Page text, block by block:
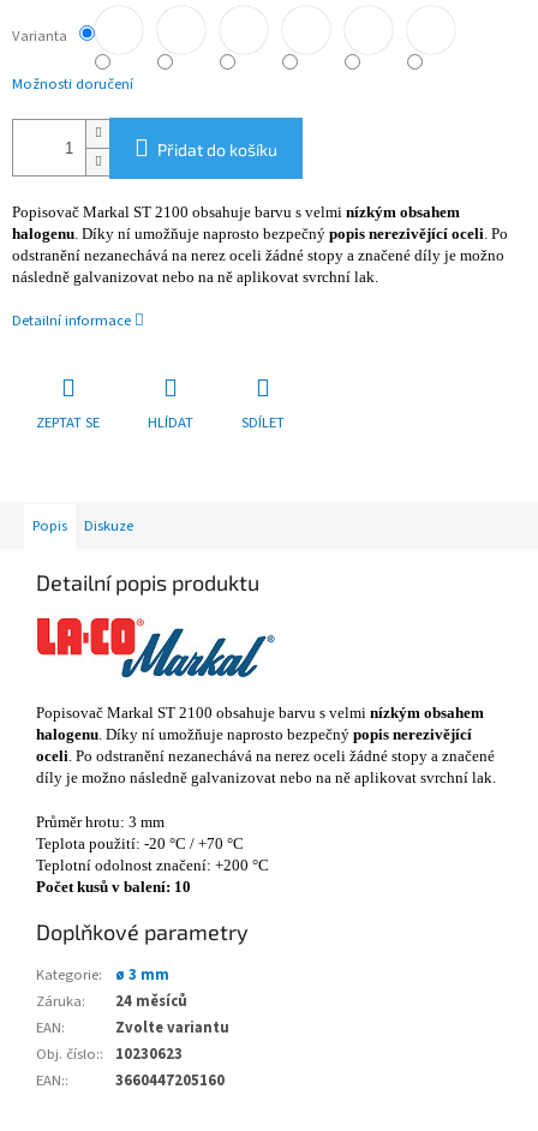
Varianta
Možnosti doručení
Přidat do košíku
Popisovač Markal ST 2100 obsahuje barvu s velmi nízkým obsahem
halogenu . Díky ní umožňuje naprosto bezpečný popis nerezivějící oceli . Po
odstranění nezanechává na nerez oceli žádné stopy a značené díly je možno
následně galvanizovat nebo na ně aplikovat svrchní lak.
Detailní informace
ZEPTAT SE HLÍDAT SDÍLET
Popis Diskuze
Detailní popis produktu
Popisovač Markal ST 2100 obsahuje barvu s velmi nízkým obsahem
halogenu . Díky ní umožňuje naprosto bezpečný popis nerezivějící
oceli . Po odstranění nezanechává na nerez oceli žádné stopy a značené
díly je možno následně galvanizovat nebo na ně aplikovat svrchní lak.
Průměr hrotu: 3 mm
Teplota použití: -20 °C / +70 °C
Teplotní odolnost značení: +200 °C
Počet kusů v balení: 10
Doplňkové parametry
Kategorie:
ø 3 mm
Záruka:
24 měsíců
EAN:
Zvolte variantu
Obj. číslo::
10230623
EAN:: 3660447205160